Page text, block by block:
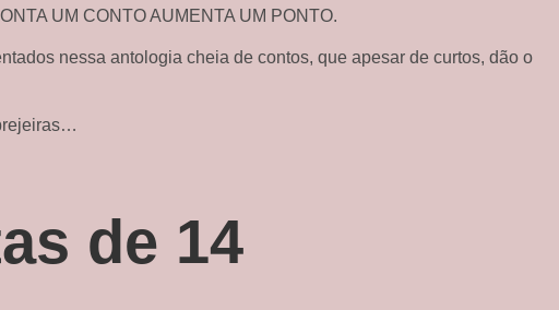
UM CONTO AUMENTA UM PONTO.
nessa antologia cheia de contos, que apesar de curtos, dão o
de 14